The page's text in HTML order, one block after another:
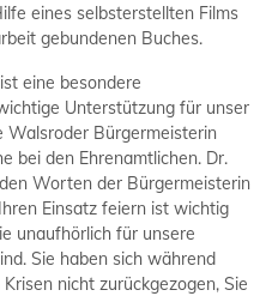
eines selbsterstellten Films
gebundenen Buches.
eine besondere
Unterstützung für unser
Walsroder Bürgermeisterin
bei den Ehrenamtlichen. Dr.
Worten der Bürgermeisterin
Einsatz feiern ist wichtig
unaufhörlich für unsere
Sie haben sich während
nicht zurückgezogen, Sie